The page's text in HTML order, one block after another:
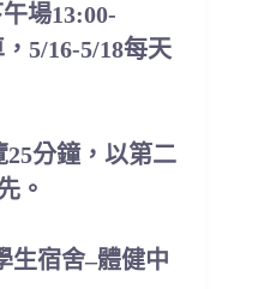
場13:00-
5/16-5/18每天
分鐘，以第二
。
生宿舍–體健中